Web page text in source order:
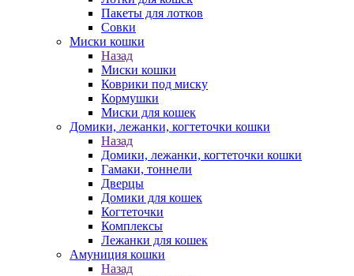
Пакеты для лотков
Совки
Миски кошки
Назад
Миски кошки
Коврики под миску
Кормушки
Миски для кошек
Домики, лежанки, когтеточки кошки
Назад
Домики, лежанки, когтеточки кошки
Гамаки, тоннели
Дверцы
Домики для кошек
Когтеточки
Комплексы
Лежанки для кошек
Амуниция кошки
Назад